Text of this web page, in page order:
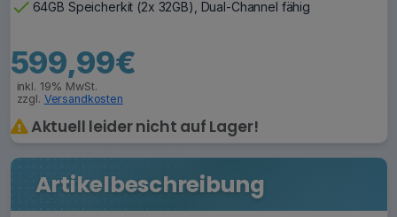
check 64GB Speicherkit (2x 32GB), Dual-Channel fähig
599,99€
inkl. 19% MwSt.
zzgl. Versandkosten
Aktuell leider nicht auf Lager!
Artikelbeschreibung